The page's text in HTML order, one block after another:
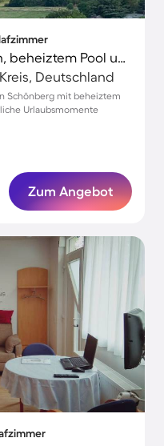
Ferienwohnung mit Garten, beheiztem Pool und Sauna | Naturblick | Perfekt für die Arbeit von Zuhause
Deutschland
Schönberg mit beheiztem
Urlaubsmomente
Zum Angebot